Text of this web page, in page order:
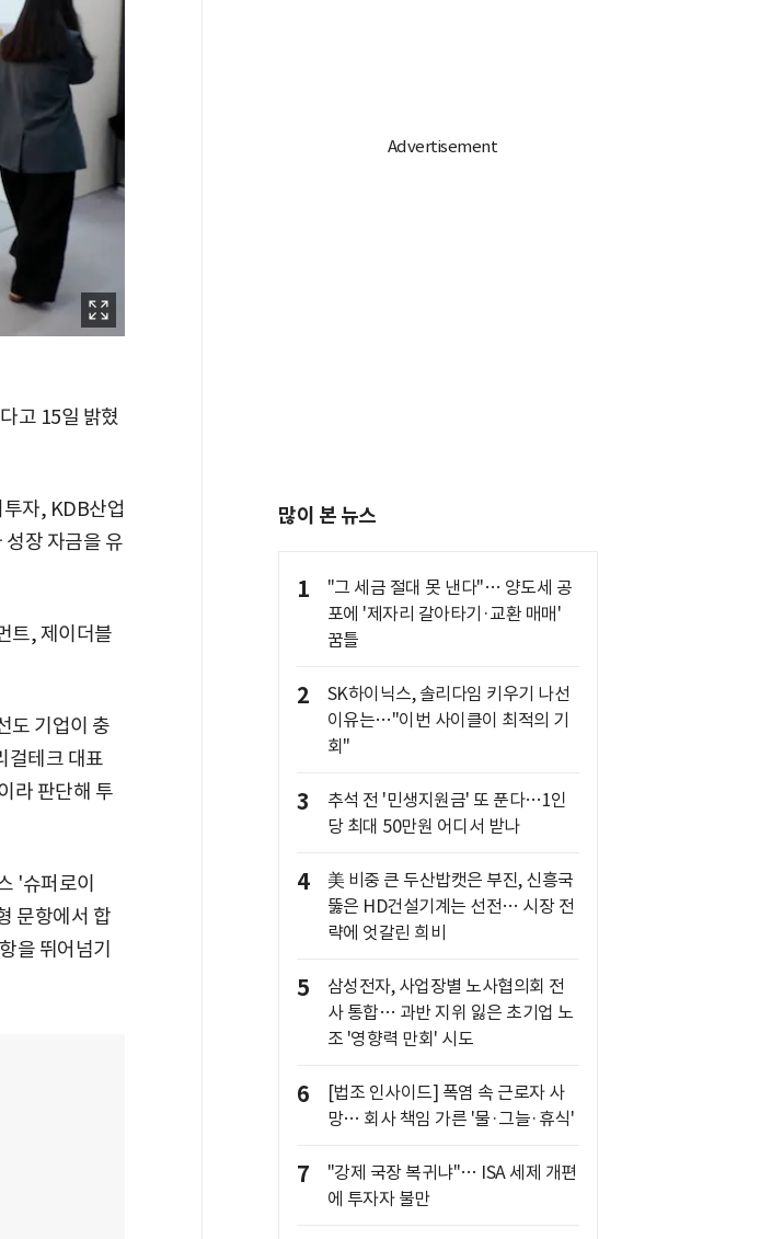
고 15일 밝혔
자, KDB산업
성장 자금을 유
트, 제이더블
도 기업이 충
걸테크 대표
라 판단해 투
'슈퍼로이
문항에서 합
을 뛰어넘기
많이 본 뉴스
1
"그 세금 절대 못 낸다"… 양도세 공
포에 '제자리 갈아타기·교환 매매'
꿈틀
2
SK하이닉스, 솔리다임 키우기 나선
이유는…"이번 사이클이 최적의 기
회"
3
추석 전 '민생지원금' 또 푼다…1인
당 최대 50만원 어디서 받나
4
美 비중 큰 두산밥캣은 부진, 신흥국
뚫은 HD건설기계는 선전… 시장 전
략에 엇갈린 희비
5
삼성전자, 사업장별 노사협의회 전
사 통합… 과반 지위 잃은 초기업 노
조 '영향력 만회' 시도
6
[법조 인사이드] 폭염 속 근로자 사
망… 회사 책임 가른 '물·그늘·휴식'
7
"강제 국장 복귀냐"… ISA 세제 개편
에 투자자 불만